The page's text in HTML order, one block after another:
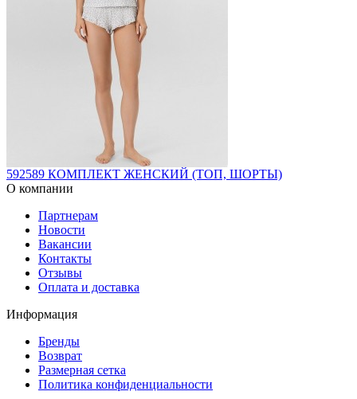
592589 КОМПЛЕКТ ЖЕНСКИЙ (ТОП, ШОРТЫ)
О компании
Партнерам
Новости
Вакансии
Контакты
Отзывы
Оплата и доставка
Информация
Бренды
Возврат
Размерная сетка
Политика конфиденциальности